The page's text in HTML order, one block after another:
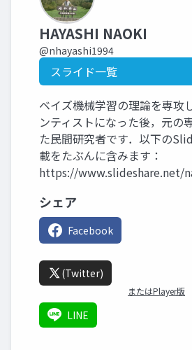
HAYASHI NAOKI
@nhayashi1994
スライド一覧
ベイズ機械学習の理論を専攻
ンティストになった後，元の
た民間研究者です．以下の
載をたぶんに含みます：
https://www.slideshare.net/
シェア
Facebook
(Twitter)
またはPlayer版
LINE